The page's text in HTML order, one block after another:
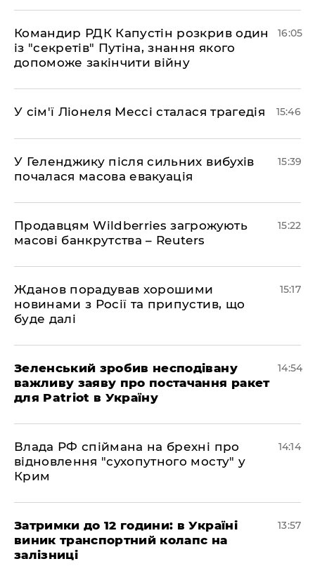
Командир РДК Капустін розкрив один
із "секретів" Путіна, знання якого
допоможе закінчити війну
16:05
У сім'ї Ліонеля Мессі сталася трагедія 15:46
У Геленджику після сильних вибухів
почалася масова евакуація
15:39
Продавцям Wildberries загрожують
масові банкрутства – Reuters
15:22
Жданов порадував хорошими
новинами з Росії та припустив, що
буде далі
15:17
Зеленський зробив несподівану
важливу заяву про постачання ракет
для Patriot в Україну
14:54
Влада РФ спіймана на брехні про
відновлення "сухопутного мосту" у
Крим
14:14
Затримки до 12 години: в Україні
виник транспортний колапс на
залізниці
13:57